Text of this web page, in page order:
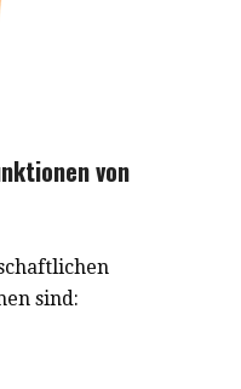
von
sind: